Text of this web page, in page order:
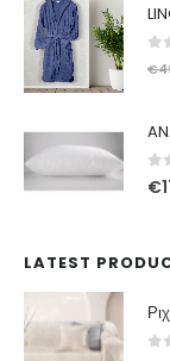
€
0
€
LATEST